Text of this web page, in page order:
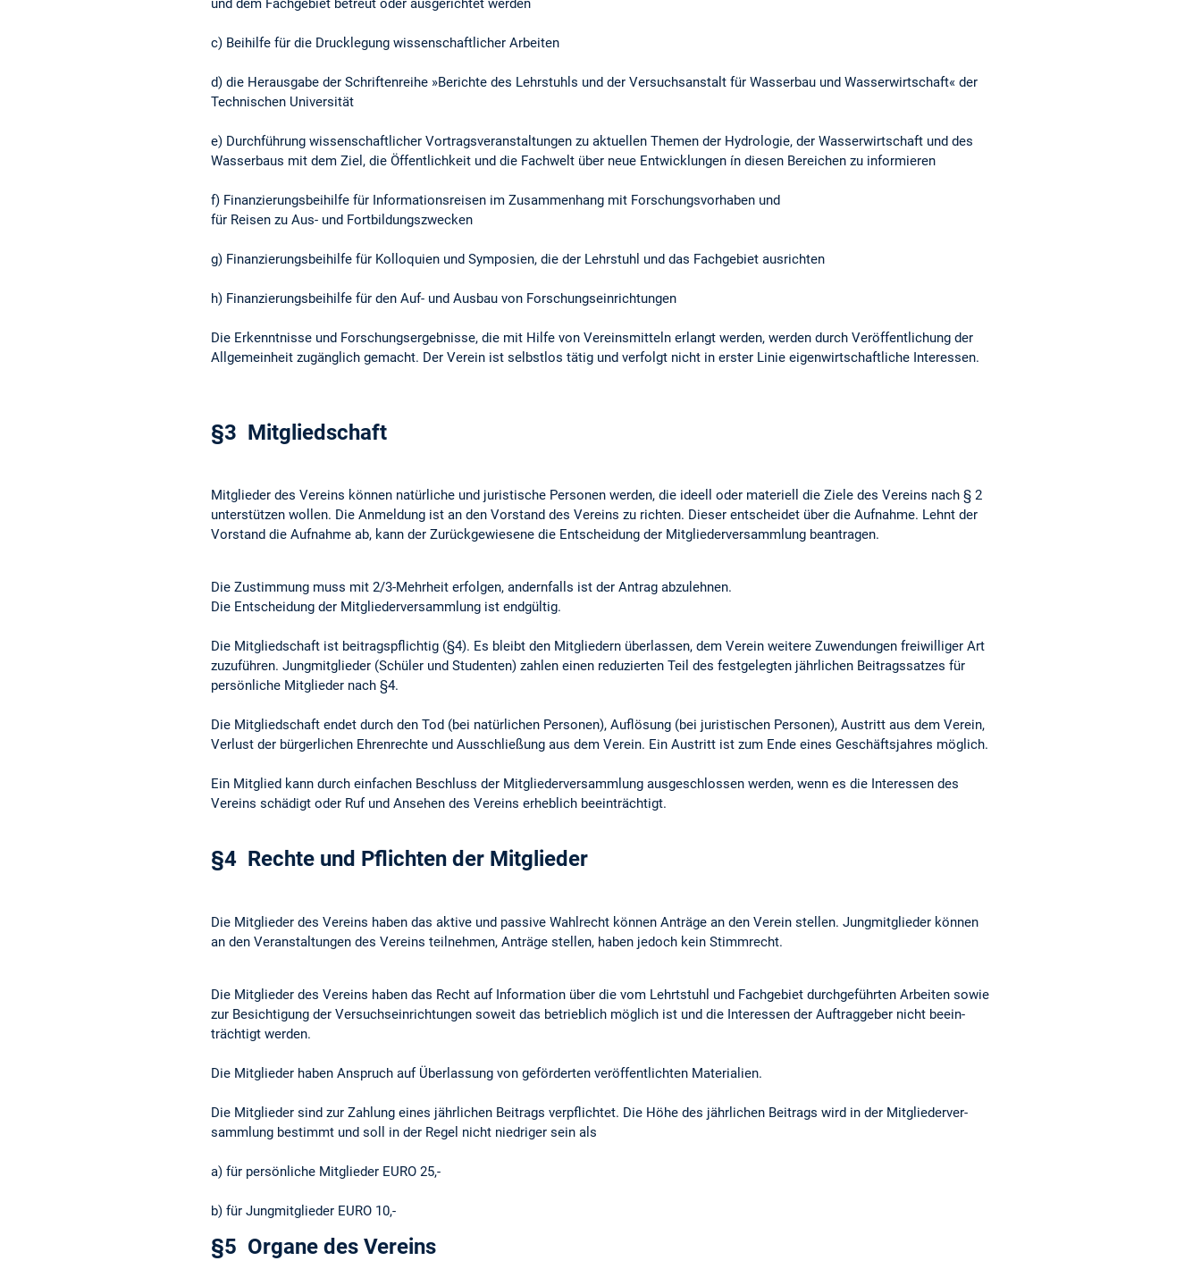
und dem Fachgebiet betreut oder ausgerichtet werden
c) Beihilfe für die Drucklegung wissenschaftlicher Arbeiten
d) die Herausgabe der Schriftenreihe »Berichte des Lehrstuhls und der Versuchsanstalt für Wasserbau und Wasserwirtschaft« der
Technischen Universität
e) Durchführung wissenschaftlicher Vortragsveranstaltungen zu aktuellen Themen der Hydrologie, der Wasserwirtschaft und des
Wasserbaus mit dem Ziel, die Öffentlichkeit und die Fachwelt über neue Entwicklungen ín diesen Bereichen zu informieren
f) Finanzierungsbeihilfe für Informationsreisen im Zusammenhang mit Forschungsvorhaben und
für Reisen zu Aus- und Fortbildungszwecken
g) Finanzierungsbeihilfe für Kolloquien und Symposien, die der Lehrstuhl und das Fachgebiet ausrichten
h) Finanzierungsbeihilfe für den Auf- und Ausbau von Forschungseinrichtungen
Die Erkenntnisse und Forschungsergebnisse, die mit Hilfe von Vereinsmitteln erlangt werden, werden durch Veröffentlichung der
Allgemeinheit zugänglich gemacht. Der Verein ist selbstlos tätig und verfolgt nicht in erster Linie eigenwirtschaftliche Interessen.
§3 Mitgliedschaft
Mitglieder des Vereins können natürliche und juristische Personen werden, die ideell oder materiell die Ziele des Vereins nach § 2
unterstützen wollen. Die Anmeldung ist an den Vorstand des Vereins zu richten. Dieser entscheidet über die Aufnahme. Lehnt der
Vorstand die Aufnahme ab, kann der Zurückgewiesene die Entscheidung der Mitgliederversammlung beantragen.
Die Zustimmung muss mit 2/3-Mehrheit erfolgen, andernfalls ist der Antrag abzulehnen.
Die Entscheidung der Mitgliederversammlung ist endgültig.
Die Mitgliedschaft ist beitragspflichtig (§4). Es bleibt den Mitgliedern überlassen, dem Verein weitere Zuwendungen freiwilliger Art
zuzuführen. Jungmitglieder (Schüler und Studenten) zahlen einen reduzierten Teil des festgelegten jährlichen Beitragssatzes für
persönliche Mitglieder nach §4.
Die Mitgliedschaft endet durch den Tod (bei natürlichen Personen), Auflösung (bei juristischen Personen), Austritt aus dem Verein,
Verlust der bürgerlichen Ehrenrechte und Ausschließung aus dem Verein. Ein Austritt ist zum Ende eines Geschäftsjahres möglich.
Ein Mitglied kann durch einfachen Beschluss der Mitgliederversammlung ausgeschlossen werden, wenn es die Interessen des
Vereins schädigt oder Ruf und Ansehen des Vereins erheblich beeinträchtigt.
§4 Rechte und Pflichten der Mitglieder
Die Mitglieder des Vereins haben das aktive und passive Wahl­recht können Anträge an den Ver­ein stellen. Jungmitglieder kön­nen
an den Veranstaltungen des Vereins teilnehmen, Anträge stel­len, haben jedoch kein Stimmrecht.
Die Mitglieder des Vereins haben das Recht auf Information über die vom Lehrtstuhl und Fachgebiet durchgeführ­ten Arbeiten sowie
zur Besichti­gung der Versuchseinrich­tungen so­weit das be­trieblich möglich ist und die Interessen der Auftrag­geber nicht beein­
trächtigt werden.
Die Mitglieder haben Anspruch auf Überlas­sung von geförderten veröf­fentlichten Materia­lien.
Die Mitglieder sind zur Zahlung eines jährli­chen Beitrags ver­pflichtet. Die Höhe des jährlichen Beitrags wird in der Mitglie­derver­
sammlung bestimmt und soll in der Regel nicht niedriger sein als
a) für persönliche Mitglieder EURO 25,-
b) für Jungmitglieder EURO 10,-
§5 Organe des Vereins